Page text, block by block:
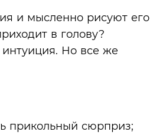
и мысленно рисуют его
в голову?
интуиция. Но все же
прикольный сюрприз;